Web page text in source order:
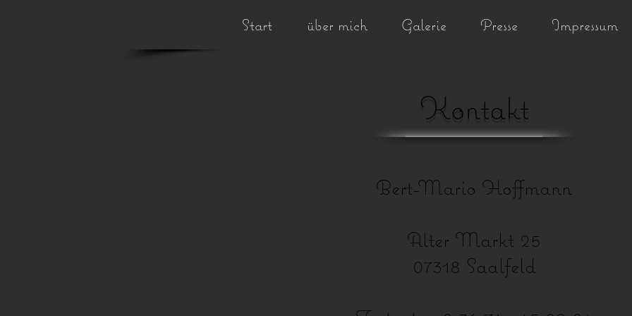
Start über mich Galerie Presse Impressum
Kontakt
Bert-Mario Hoffmann
Alter Markt 25
07318 Saalfeld